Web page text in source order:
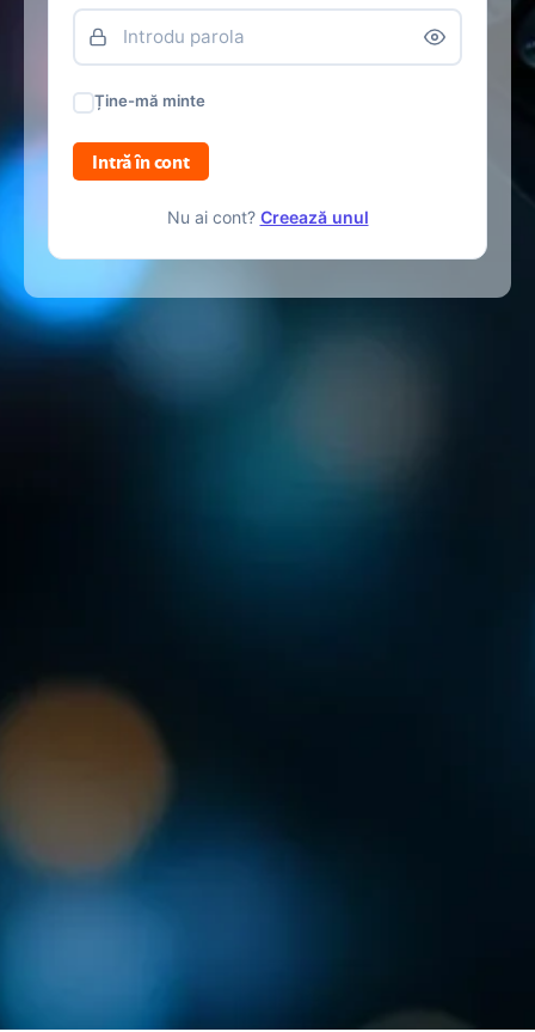
Ține-mă minte
Intră în cont
Nu ai cont? Creează unul